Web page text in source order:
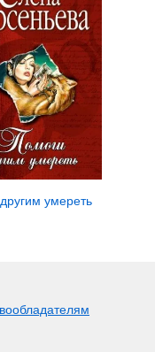
умереть